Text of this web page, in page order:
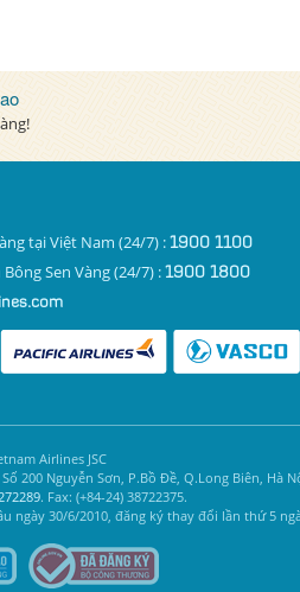
tại Việt Nam (24/7) : 1900 1100
Sen Vàng (24/7) : 1900 1800
Airlines JSC
200 Nguyễn Sơn, P.Bồ Đề, Q.Long Biên, Hà
. Fax: (+84-24) 38722375.
30/6/2010, đăng ký thay đổi lần thứ 5